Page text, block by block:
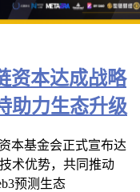
资本达成战略
助力生态升级
本基金会正式宣布达
术优势，共同推动
预测生态